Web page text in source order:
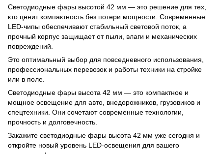
Светодиодные фары высотой 42 мм — это решение для тех,
кто ценит компактность без потери мощности. Современные
LED-чипы обеспечивают стабильный световой поток, а
прочный корпус защищает от пыли, влаги и механических
повреждений.
Это оптимальный выбор для повседневного использования,
профессиональных перевозок и работы техники на стройке
или в поле.
Светодиодные фары высота 42 мм — это компактное и
мощное освещение для авто, внедорожников, грузовиков и
спецтехники. Они сочетают современные технологии,
прочность и долговечность.
Закажите светодиодные фары высота 42 мм уже сегодня и
откройте новый уровень LED-освещения для вашего